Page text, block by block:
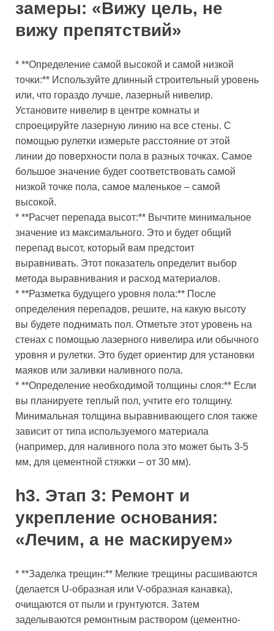
замеры: «Вижу цель, не
вижу препятствий»
* **Определение самой высокой и самой низкой
точки:** Используйте длинный строительный уровень
или, что гораздо лучше, лазерный нивелир.
Установите нивелир в центре комнаты и
спроецируйте лазерную линию на все стены. С
помощью рулетки измерьте расстояние от этой
линии до поверхности пола в разных точках. Самое
большое значение будет соответствовать самой
низкой точке пола, самое маленькое – самой
высокой.
* **Расчет перепада высот:** Вычтите минимальное
значение из максимального. Это и будет общий
перепад высот, который вам предстоит
выравнивать. Этот показатель определит выбор
метода выравнивания и расход материалов.
* **Разметка будущего уровня пола:** После
определения перепадов, решите, на какую высоту
вы будете поднимать пол. Отметьте этот уровень на
стенах с помощью лазерного нивелира или обычного
уровня и рулетки. Это будет ориентир для установки
маяков или заливки наливного пола.
* **Определение необходимой толщины слоя:** Если
вы планируете теплый пол, учтите его толщину.
Минимальная толщина выравнивающего слоя также
зависит от типа используемого материала
(например, для наливного пола это может быть 3-5
мм, для цементной стяжки – от 30 мм).
h3. Этап 3: Ремонт и
укрепление основания:
«Лечим, а не маскируем»
* **Заделка трещин:** Мелкие трещины расшиваются
(делается U-образная или V-образная канавка),
очищаются от пыли и грунтуются. Затем
заделываются ремонтным раствором (цементно-